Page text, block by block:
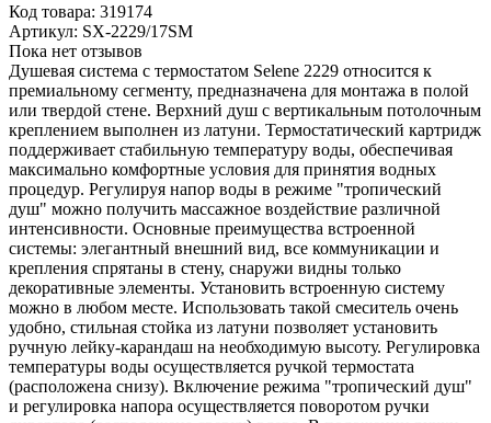
Код товара: 319174
Артикул: SX-2229/17SM
Пока нет отзывов
Душевая система с термостатом Selene 2229 относится к
премиальному сегменту, предназначена для монтажа в полой
или твердой стене. Верхний душ с вертикальным потолочным
креплением выполнен из латуни. Термостатический картридж
поддерживает стабильную температуру воды, обеспечивая
максимально комфортные условия для принятия водных
процедур. Регулируя напор воды в режиме "тропический
душ" можно получить массажное воздействие различной
интенсивности. Основные преимущества встроенной
системы: элегантный внешний вид, все коммуникации и
крепления спрятаны в стену, снаружи видны только
декоративные элементы. Установить встроенную систему
можно в любом месте. Использовать такой смеситель очень
удобно, стильная стойка из латуни позволяет установить
ручную лейку-карандаш на необходимую высоту. Регулировка
температуры воды осуществляется ручкой термостата
(расположена снизу). Включение режима "тропический душ"
и регулировка напора осуществляется поворотом ручки